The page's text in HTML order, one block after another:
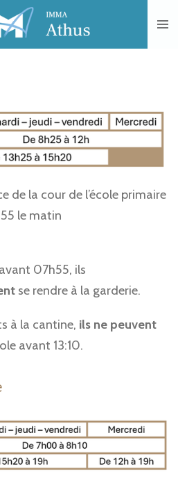
de la cour de l’école primaire
le matin
07h55, ils
se rendre à la garderie.
à la cantine, ils ne peuvent
avant 13:10.